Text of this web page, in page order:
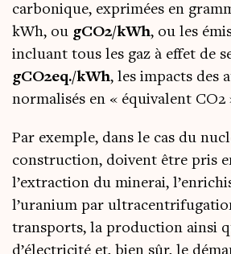
car­bo­nique, expri­mées en
kWh, ou gCO2/kWh, ou les
incluant tous les gaz à effet de
gCO2eq./kWh, les impacts des
nor­ma­li­sés en « équi­valent CO2
Par exemple, dans le cas du
construc­tion, doivent être pris
l’extraction du mine­rai,
l’uranium par
trans­ports, la pro­duc­tion ain­si